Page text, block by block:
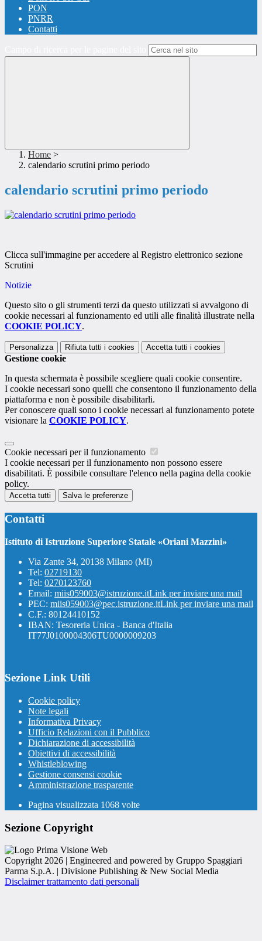
PON
PNRR
Contatti
Home >
calendario scrutini primo periodo
calendario scrutini primo periodo
Clicca sull'immagine per accedere al Registro elettronico sezione
Scrutini
Notizie
Questo sito o gli strumenti terzi da questo utilizzati si avvalgono di
cookie necessari al funzionamento ed utili alle finalità illustrate nella
COOKIE POLICY.
Personalizza Rifiuta tutti i cookies Accetta tutti i cookies
Gestione cookie
In questa schermata è possibile scegliere quali cookie consentire.
I cookie necessari sono quelli che consentono il funzionamento della
piattaforma e non è possibile disabilitarli.
Per conoscere quali sono i cookie necessari al funzionamento potete
visionare la COOKIE POLICY.
Cookie necessari per il funzionamento
I cookie necessari per il funzionamento non possono essere
disabilitati. È possibile consultare l'elenco nella pagina della cookie
policy.
Accetta tutti Salva le preferenze
Contatti
Istituto di Istruzione Superiore Statale «Oriani Mazzini»
Via Zante 34, 20138 Milano (MI)
Tel: 02719130
Tel: 0270123760
Email: miis059003@istruzione.itLink per inviare una mail
PEC: miis059003@pec.istruzione.itLink per inviare una mail
C.F.: 80124410152
IBAN: Tesoreria Unica - Banca d'Italia
IT77J0100004306TU0000009203
Sezione Link Utili
Cookie policy
Note legali
Informativa Privacy
Ufficio Relazioni con il Pubblico
Dichiarazione di accessibilità
Obiettivi di accessibilità
Whistleblowing
Gestione consensi cookie
Amministrazione trasparente
Pagina visualizzata 1068 volte
Sezione Copyright
Copyright 2026 | Engineered and powered by Gruppo Spaggiari
Parma S.p.A. | Divisione Publishing & New Social Media
Disclaimer trattamento dati personali